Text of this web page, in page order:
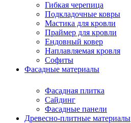
Гибкая черепица
Подкладочные ковры
Мастика для кровли
Праймер для кровли
Ендовный ковер
Наплавляемая кровля
Софиты
Фасадные материалы
Фасадная плитка
Сайдинг
Фасадные панели
Древесно-плитные материалы